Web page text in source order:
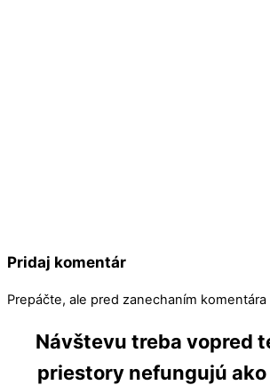
Pridaj komentár
Prepáčte, ale pred zanechaním komentára
Návštevu treba vopred
priestory nefungujú ako